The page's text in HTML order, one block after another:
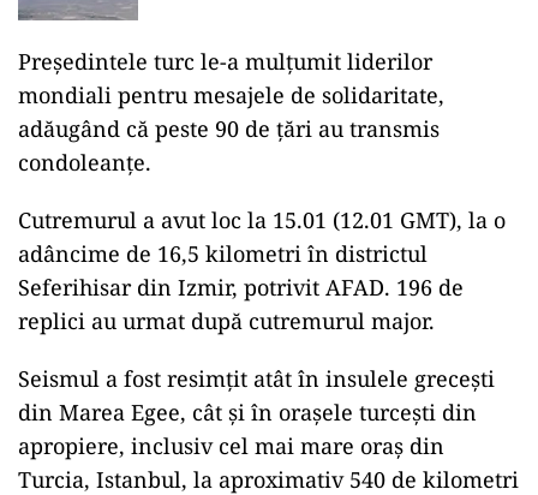
Preşedintele turc le-a mulţumit liderilor
mondiali pentru mesajele de solidaritate,
adăugând că peste 90 de ţări au transmis
condoleanţe.
Cutremurul a avut loc la 15.01 (12.01 GMT), la o
adâncime de 16,5 kilometri în districtul
Seferihisar din Izmir, potrivit AFAD. 196 de
replici au urmat după cutremurul major.
Seismul a fost resimţit atât în insulele greceşti
din Marea Egee, cât şi în oraşele turceşti din
apropiere, inclusiv cel mai mare oraş din
Turcia, Istanbul, la aproximativ 540 de kilometri